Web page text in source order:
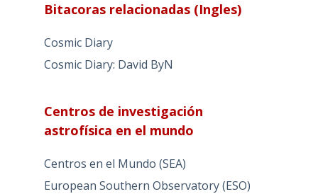
Bitacoras relacionadas (Ingles)
Cosmic Diary
Cosmic Diary: David ByN
Centros de investigación
astrofísica en el mundo
Centros en el Mundo (SEA)
European Southern Observatory (ESO)